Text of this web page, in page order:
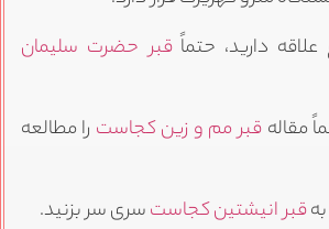
دارید، حتماً قبر حضرت سلیمان
مقاله قبر مم و زین کجاسترا مطالعه
قبر انیشتین کجاستسری سر بزنید.